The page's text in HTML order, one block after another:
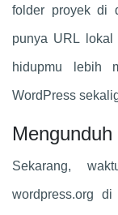
folder proyek di
punya URL lokal
hidupmu lebih
WordPress
Sekarang,
wordpress.org